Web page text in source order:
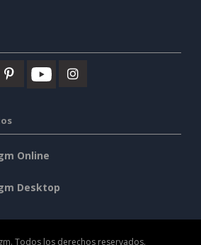
Online
Desktop
Todos los derechos reservados.